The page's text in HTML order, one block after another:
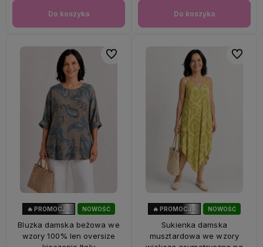
Do koszyka Do koszyka
NOWOŚĆ
OKAZJA
🔥 PROMOCJA
Bluzka damska beżowa we
wzory 100% len oversize
Do ulubionych
NOWOŚĆ
🔥 PROMOCJA
Sukienka damska
musztardowa we wzory
Do